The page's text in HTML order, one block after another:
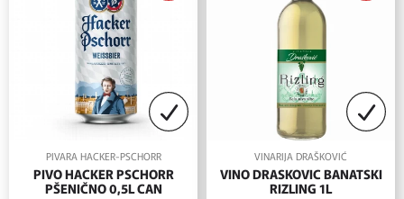
PIVARA HACKER-PSCHORR
PIVO HACKER PSCHORR
PŠENIČNO 0,5L CAN
VINARIJA DRAŠKOVIĆ
VINO DRASKOVIC BANATSKI
RIZLING 1L